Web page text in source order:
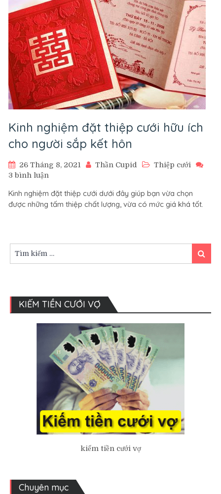
Kinh nghiệm đặt thiệp cưới hữu ích
cho người sắp kết hôn
26 Tháng 8, 2021 Thần Cupid
Thiệp cưới
3 bình luận
nghiệm
đặt
cho
hôn
Kinh nghiệm đặt thiệp cưới dưới đây giúp bạn vừa chọn
được những tấm thiệp chất lượng, vừa có mức giá khá tốt.
kiếm:
Tìm
kiếm
KIẾM TIỀN CƯỚI VỢ
kiếm tiền cưới vợ
Chuyên mục